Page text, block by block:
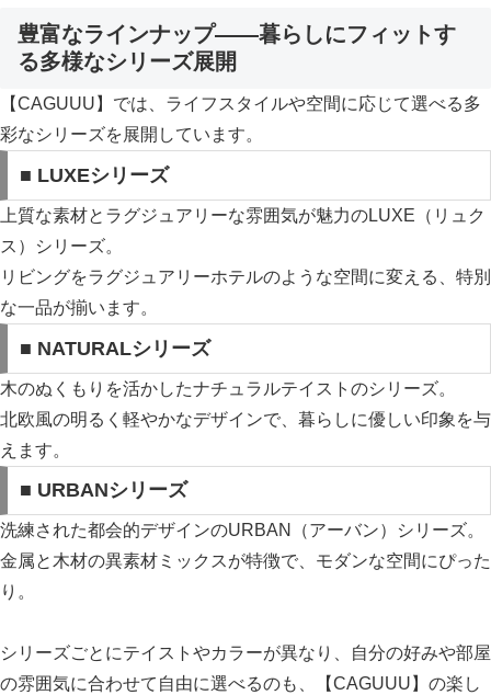
豊富なラインナップ——暮らしにフィットす
る多様なシリーズ展開
【CAGUUU】では、ライフスタイルや空間に応じて選べる多
彩なシリーズを展開しています。
■ LUXEシリーズ
上質な素材とラグジュアリーな雰囲気が魅力のLUXE（リュク
ス）シリーズ。
リビングをラグジュアリーホテルのような空間に変える、特別
な一品が揃います。
■ NATURALシリーズ
木のぬくもりを活かしたナチュラルテイストのシリーズ。
北欧風の明るく軽やかなデザインで、暮らしに優しい印象を与
えます。
■ URBANシリーズ
洗練された都会的デザインのURBAN（アーバン）シリーズ。
金属と木材の異素材ミックスが特徴で、モダンな空間にぴった
り。
シリーズごとにテイストやカラーが異なり、自分の好みや部屋
の雰囲気に合わせて自由に選べるのも、【CAGUUU】の楽し